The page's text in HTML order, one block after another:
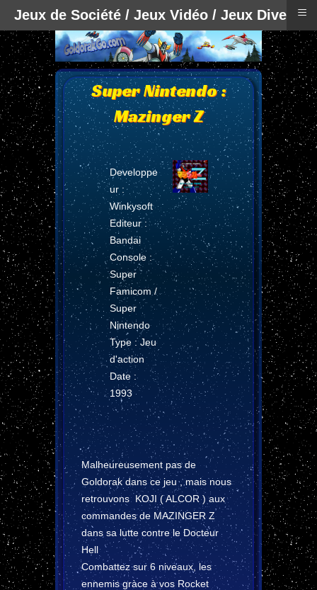
Super Nintendo :
Mazinger Z
Developpe
ur :
Winkysoft
Editeur :
Bandai
Console :
Super
Famicom /
Super
Nintendo
Type : Jeu
d'action
Date :
1993
Malheureusement pas de
Goldorak dans ce jeu , mais nous
retrouvons KOJI ( ALCOR ) aux
commandes de MAZINGER Z
dans sa lutte contre le Docteur
Hell
Combattez sur 6 niveaux, les
ennemis gràce à vos Rocket
Jeux de Société / Jeux Vidéo / Jeux Divers≡